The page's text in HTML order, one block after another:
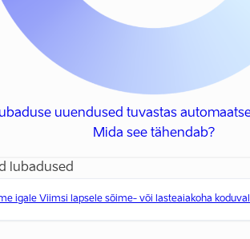
uuendused tuvastas
Mida see tähendab?
lubadused
igale Viimsi lapsele sõime- või lasteaiakoha